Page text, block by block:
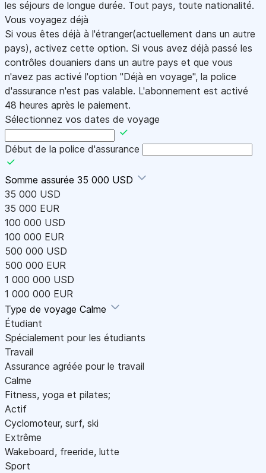
les séjours de longue durée. Tout pays, toute nationalité.
Vous voyagez déjà
Si vous êtes déjà à l'étranger(actuellement dans un autre
pays), activez cette option. Si vous avez déjà passé les
contrôles douaniers dans un autre pays et que vous
n'avez pas activé l'option "Déjà en voyage", la police
d'assurance n'est pas valable. L'abonnement est activé
48 heures après le paiement.
Sélectionnez vos dates de voyage
Début de la police d'assurance
Somme assurée 35 000 USD
35 000 USD
35 000 EUR
100 000 USD
100 000 EUR
500 000 USD
500 000 EUR
1 000 000 USD
1 000 000 EUR
Type de voyage Calme
Étudiant
Spécialement pour les étudiants
Travail
Assurance agréée pour le travail
Calme
Fitness, yoga et pilates;
Actif
Cyclomoteur, surf, ski
Extrême
Wakeboard, freeride, lutte
Sport